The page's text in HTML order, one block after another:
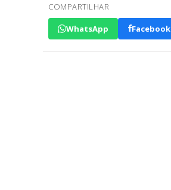
COMPARTILHAR
WhatsApp Facebook